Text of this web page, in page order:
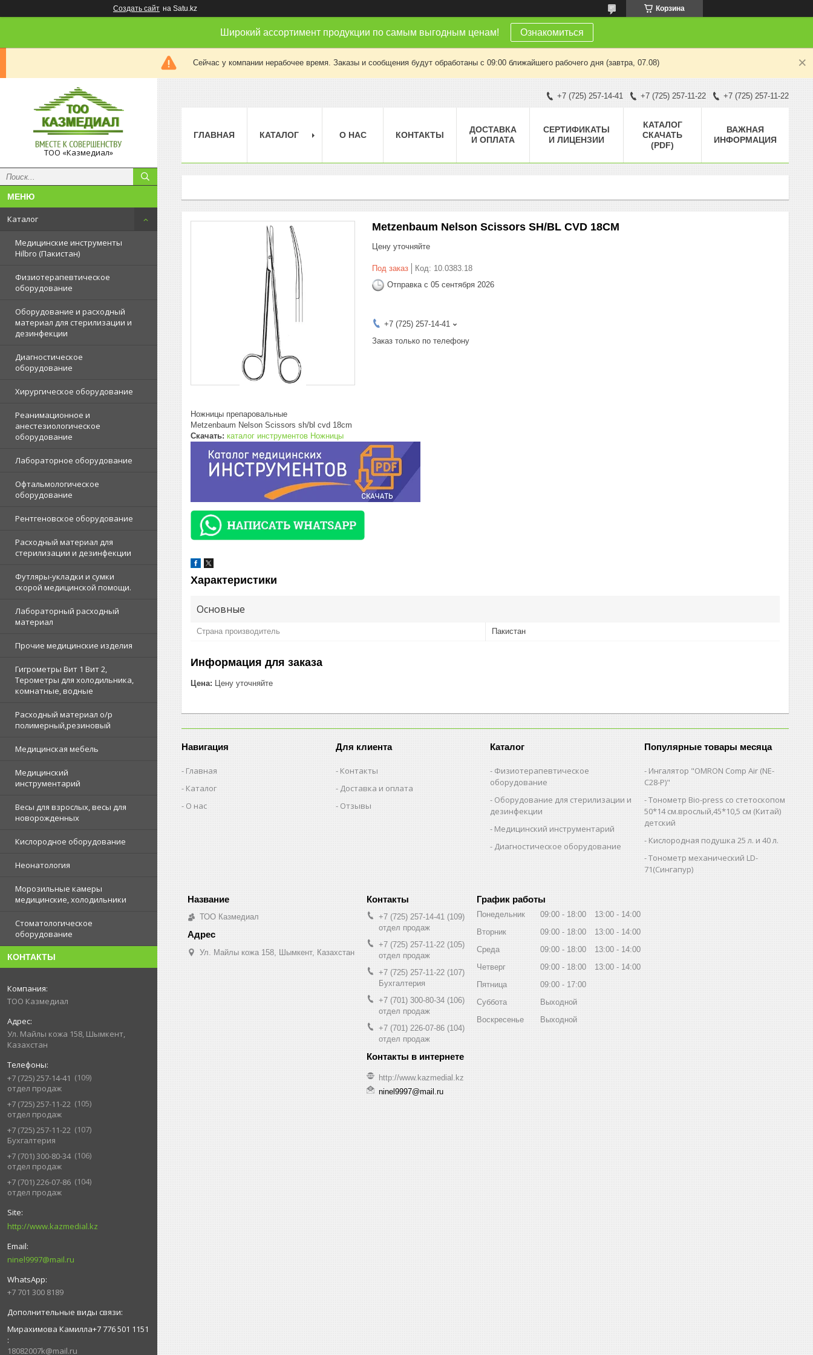
Создать сайт на Satu.kz Корзина
Широкий ассортимент продукции по самым выгодным ценам! Ознакомиться
Сейчас у компании нерабочее время. Заказы и сообщения будут обработаны с 09:00 ближайшего рабочего дня (завтра, 07.08)
ТОО «Казмедиал»
Каталог
Медицинские инструменты
Hilbro (Пакистан)
Физиотерапевтическое
оборудование
Оборудование и расходный
материал для стерилизации и
дезинфекции
Диагностическое
оборудование
Хирургическое оборудование
Реанимационное и
анестезиологическое
оборудование
Лабораторное оборудование
Офтальмологическое
оборудование
Рентгеновское оборудование
Расходный материал для
стерилизации и дезинфекции
Футляры-укладки и сумки
скорой медицинской помощи.
Лабораторный расходный
материал
Прочие медицинские изделия
Гигрометры Вит 1 Вит 2,
Терометры для холодильника,
комнатные, водные
Расходный материал о/р
полимерный,резиновый
Медицинская мебель
Медицинский
инструментарий
Весы для взрослых, весы для
новорожденных
Кислородное оборудование
Неонатология
Морозильные камеры
медицинские, холодильники
Стоматологическое
оборудование
КОНТАКТЫ
ТОО Казмедиал
Ул. Майлы кожа 158, Шымкент,
Казахстан
+7 (725) 257-14-41
109
отдел продаж
+7 (725) 257-11-22
105
отдел продаж
+7 (725) 257-11-22
107
Бухгалтерия
+7 (701) 300-80-34
106
отдел продаж
+7 (701) 226-07-86
104
отдел продаж
http://www.kazmedial.kz
ninel9997@mail.ru
+7 701 300 8189
Мирахимова Камилла+7 776 501 1151
18082007k@mail.ru
+7 (725) 257-14-41 +7 (725) 257-11-22 +7 (725) 257-11-22
ГЛАВНАЯ КАТАЛОГ О НАС КОНТАКТЫ
ДОСТАВКА
И ОПЛАТА
СЕРТИФИКАТЫ
И ЛИЦЕНЗИИ
КАТАЛОГ
СКАЧАТЬ
(PDF)
ВАЖНАЯ
ИНФОРМАЦИЯ
Metzenbaum Nelson Scissors SH/BL CVD 18CM
Цену уточняйте
Под заказ Код: 10.0383.18
Отправка с 05 сентября 2026
+7 (725) 257-14-41
Заказ только по телефону
Ножницы препаровальные
Metzenbaum Nelson Scissors sh/bl cvd 18cm
Скачать: каталог инструментов Ножницы
Характеристики
Основные
Страна производитель Пакистан
Информация для заказа
Цена: Цену уточняйте
Навигация
Главная
Каталог
О нас
Для клиента
Контакты
Доставка и оплата
Отзывы
Каталог
Физиотерапевтическое
оборудование
Оборудование для стерилизации и
дезинфекции
Медицинский инструментарий
Диагностическое оборудование
Популярные товары месяца
Ингалятор "OMRON Comp Air (NE-
C28-Р)"
Тонометр Bio-press со стетоскопом
50*14 см.врослый,45*10,5 см (Китай)
детский
Кислородная подушка 25 л. и 40 л.
Тонометр механический LD-
71(Сингапур)
ТОО Казмедиал
Ул. Майлы кожа 158, Шымкент, Казахстан
+7 (725) 257-14-41
109
отдел продаж
+7 (725) 257-11-22 105
отдел продаж
+7 (725) 257-11-22 107
Бухгалтерия
+7 (701) 300-80-34 106
отдел продаж
+7 (701) 226-07-86 104
отдел продаж
http://www.kazmedial.kz
ninel9997@mail.ru
График работы
Понедельник 09:00 18:00 13:00
14:00
Вторник
09:00 18:00 13:00
14:00
Среда
09:00 18:00 13:00
14:00
Четверг
09:00 18:00 13:00
14:00
Пятница
09:00
17:00
Суббота
Выходной
Воскресенье
Выходной